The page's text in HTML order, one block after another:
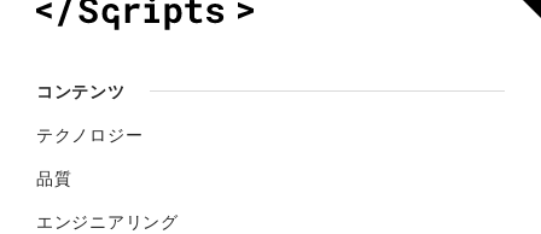
コンテンツ
テクノロジー
品質
エンジニアリング